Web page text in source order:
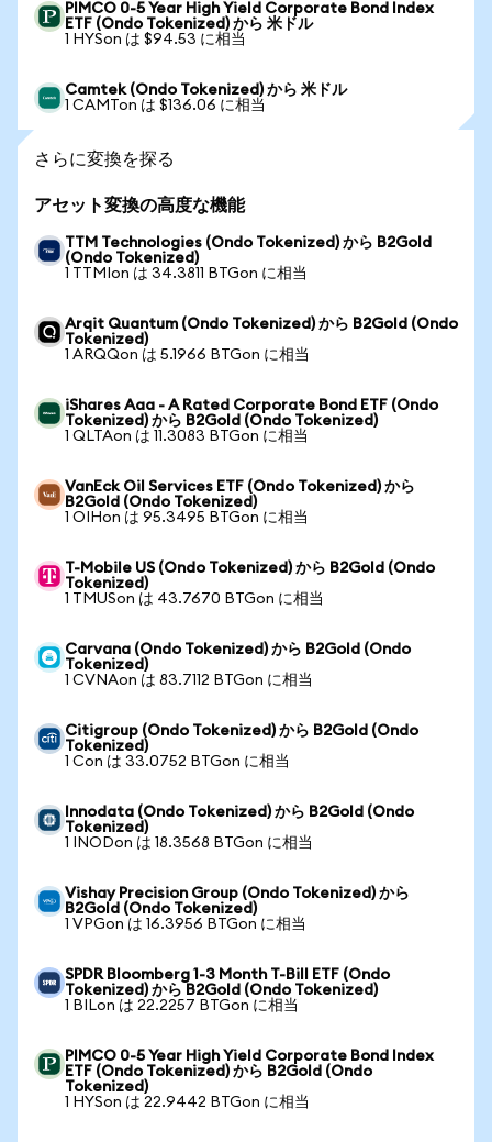
PIMCO 0-5 Year High Yield Corporate Bond Index
ETF (Ondo Tokenized) から 米ドル
1 HYSon は $94.53 に相当
Camtek (Ondo Tokenized) から 米ドル
1 CAMTon は $136.06 に相当
さらに変換を探る
アセット変換の高度な機能
TTM Technologies (Ondo Tokenized) から B2Gold
(Ondo Tokenized)
1 TTMIon は 34.3811 BTGon に相当
Arqit Quantum (Ondo Tokenized) から B2Gold (Ondo
Tokenized)
1 ARQQon は 5.1966 BTGon に相当
iShares Aaa - A Rated Corporate Bond ETF (Ondo
Tokenized) から B2Gold (Ondo Tokenized)
1 QLTAon は 11.3083 BTGon に相当
VanEck Oil Services ETF (Ondo Tokenized) から
B2Gold (Ondo Tokenized)
1 OIHon は 95.3495 BTGon に相当
T-Mobile US (Ondo Tokenized) から B2Gold (Ondo
Tokenized)
1 TMUSon は 43.7670 BTGon に相当
Carvana (Ondo Tokenized) から B2Gold (Ondo
Tokenized)
1 CVNAon は 83.7112 BTGon に相当
Citigroup (Ondo Tokenized) から B2Gold (Ondo
Tokenized)
1 Con は 33.0752 BTGon に相当
Innodata (Ondo Tokenized) から B2Gold (Ondo
Tokenized)
1 INODon は 18.3568 BTGon に相当
Vishay Precision Group (Ondo Tokenized) から
B2Gold (Ondo Tokenized)
1 VPGon は 16.3956 BTGon に相当
SPDR Bloomberg 1-3 Month T-Bill ETF (Ondo
Tokenized) から B2Gold (Ondo Tokenized)
1 BILon は 22.2257 BTGon に相当
PIMCO 0-5 Year High Yield Corporate Bond Index
ETF (Ondo Tokenized) から B2Gold (Ondo
Tokenized)
1 HYSon は 22.9442 BTGon に相当